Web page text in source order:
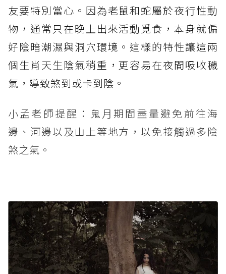
友要特別當心。因為老鼠和蛇屬於夜行性動
物，通常只在晚上出來活動覓食，本身就偏
好陰暗潮濕與洞穴環境。這樣的特性讓這兩
個生肖天生陰氣稍重，更容易在夜間吸收穢
氣，導致煞到或卡到陰。
小孟老師提醒：鬼月期間盡量避免前往海
邊、河邊以及山上等地方，以免接觸過多陰
煞之氣。